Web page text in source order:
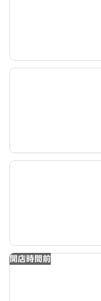
開店時間前